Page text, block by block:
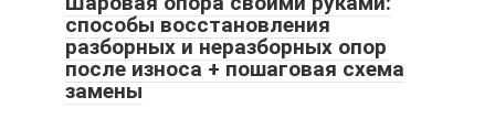
способы восстановления
разборных и неразборных опор
после износа + пошаговая схема
замены